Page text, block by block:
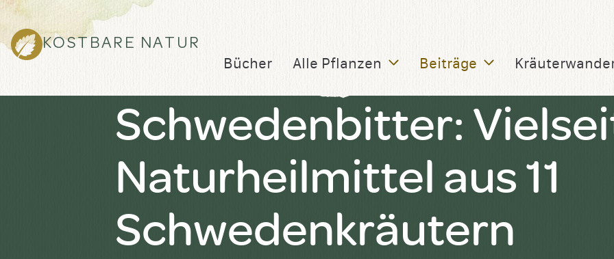
KOSTBARE NATUR
Bücher Alle Pflanzen Beiträge
Schwedenbitter:
Naturheilmittel aus 11
Schwedenkräutern